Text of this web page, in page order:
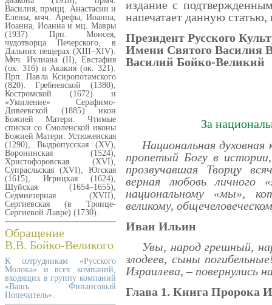
издание с
напечатает данную
Президент Русского
Имени Святого Василия
Василий Бойко-Великий
За
Национальная
пропетый Богу в
прозвучавшая Творцу
верная любовь личного
национальному «мы»,
великому,
Иван Ильин
Увы, народ грешный,
злодеев, сыны
Израилева, – повернулись
Глава 1. Книга Пророка
Василия, прмцц. Анастасии и
Елены, мчч. Арефы, Иоанна,
Иоанна, Иоанна и мц. Мавры
(1937). Прп. Моисея,
чудотворца Печерского, в
Дальних пещерах (XIII–XIV).
Мчч. Иулиана (II), Евстафия
(ок. 316) и Акакия (ок. 321).
Прп. Павла Ксиропотамского
(820). Гребневской (1380),
Костромской (1672) и
«Умиление» Серафимо-
Дивеевской (1885) икон
Божией Матери. Чтимые
списки со Смоленской иконы
Божией Матери: Устюженская
(1290), Выдропусская (XV),
Воронинская (1524),
Христофоровская (XVI),
Супрасльская (XVI), Югская
(1615), Игрицкая (1624),
Шуйская (1654–1655),
Седмиезерная (XVII),
Сергиевская (в Троице-
Сергиевой Лавре) (1730).
Обращение
В.В. Бойко-Великого
К сотрудникам «Русского
Молока» и всех компаний,
входящих в группу компаний
«Вашъ Финансовый
Попечитель».